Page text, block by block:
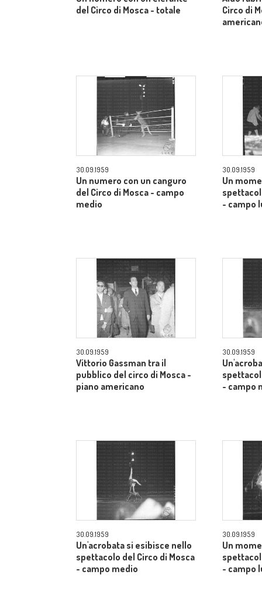
del Circo di Mosca - totale
Circo di
30.09.1959
Un numero con un canguro
del Circo di Mosca - campo
medio
30.09.1959
Un
- campo
30.09.1959
Vittorio Gassman tra il
pubblico del circo di Mosca -
piano americano
30.09.1959
- campo
30.09.1959
Un'acrobata si esibisce nello
spettacolo del Circo di Mosca
- campo medio
30.09.1959
Un
- campo